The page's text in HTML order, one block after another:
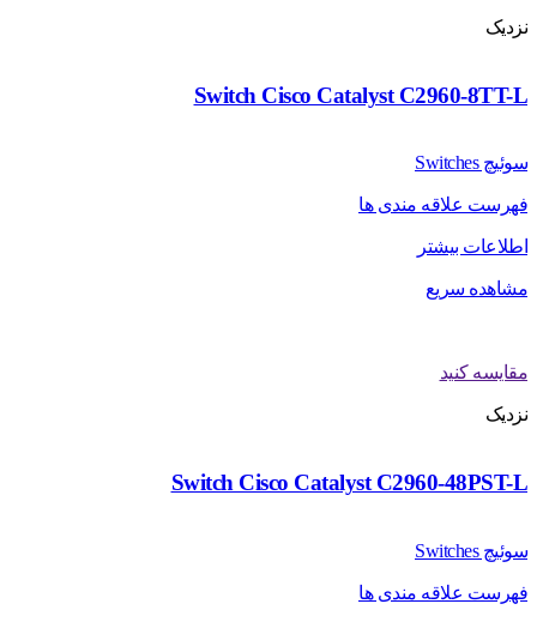
نزدیک
Switch Cisco Catalyst C2960-8TT-L
سوئیچ Switches
فهرست علاقه مندی ها
اطلاعات بیشتر
مشاهده سریع
مقایسه کنید
نزدیک
Switch Cisco Catalyst C2960-48PST-L
سوئیچ Switches
فهرست علاقه مندی ها